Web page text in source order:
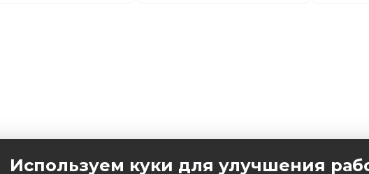
Используем куки для улучшения